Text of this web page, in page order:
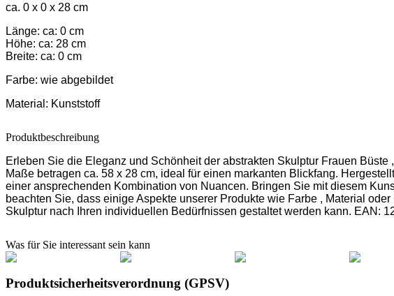
ca. 0 x 0 x 28 cm
Länge: ca: 0 cm
Höhe: ca: 28 cm
Breite: ca: 0 cm
Farbe: wie abgebildet
Material: Kunststoff
Produktbeschreibung
Erleben Sie die Eleganz und Schönheit der abstrakten Skulptur Frauen
Maße betragen ca. 58 x 28 cm, ideal für einen markanten Blickfang.
einer ansprechenden Kombination von Nuancen. Bringen Sie mit diesem
beachten Sie, dass einige Aspekte unserer Produkte wie Farbe , Material
Skulptur nach Ihren individuellen Bedürfnissen gestaltet werden kann. EAN:
Was für Sie interessant sein kann
Produktsicherheitsverordnung (GPSV)